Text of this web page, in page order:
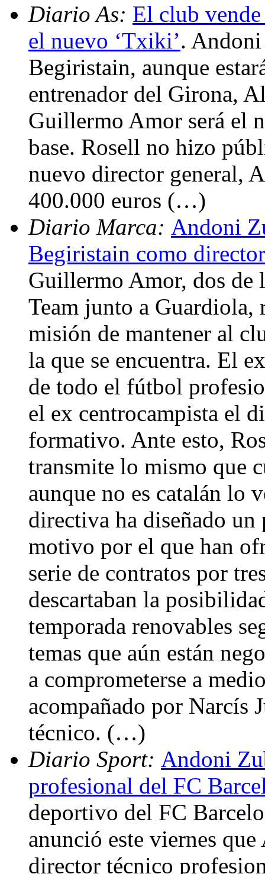
Diario As: El club
el nuevo ‘Txiki’.
Begiristain, aunque
entrenador del Girona,
Guillermo Amor será el
base. Rosell no hizo
nuevo director general,
400.000 euros (…)
Diario Marca: Andoni
Begiristain como
Guillermo Amor, dos de
Team junto a Guardiola,
misión de mantener al
la que se encuentra. El
de todo el fútbol
el ex centrocampista el
formativo. Ante esto,
transmite lo mismo que
aunque no es catalán lo
directiva ha diseñado
motivo por el que han
serie de contratos por
descartaban la
temporada renovables
temas que aún están
a comprometerse a
acompañado por Narcís
técnico. (…)
Diario Sport: Andoni
profesional del FC
deportivo del FC
anunció este viernes
director técnico